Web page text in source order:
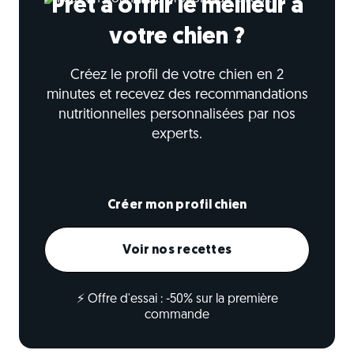
Prêt à offrir le meilleur à
votre chien ?
Créez le profil de votre chien en 2
minutes et recevez des recommandations
nutritionnelles personnalisées par nos
experts.
Créer mon profil chien
Voir nos recettes
⚡ Offre d'essai : -50% sur la première
commande